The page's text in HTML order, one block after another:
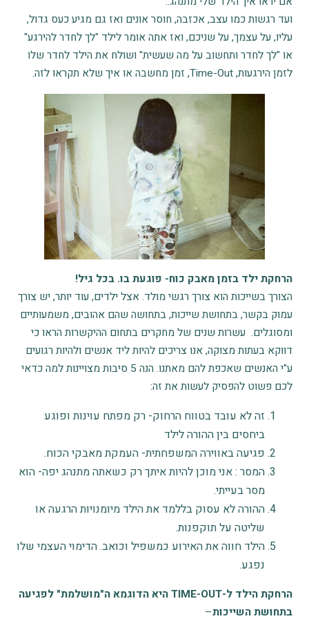
ועד רגשות כמו עצב, אכזבה, חוסר אונים ואז גם מגיע כעס גדול,
עליו, על עצמך, על שניכם, ואז אתה אומר לילד "לך לחדר להירגע"
או "לך לחדר ותחשוב על מה שעשית" ושולח את הילד לחדר שלו
לזמן הירגעות, Time-Out, זמן מחשבה או איך שלא תקראו לזה.
הרחקת ילד בזמן מאבק כוח- פוגעת בו. בכל גיל!
הצורך בשייכות הוא צורך רגשי מולד. אצל ילדים, עוד יותר, יש צורך
עמוק בקשר, בתחושת שייכות, בתחושה שהם אהובים, משמעותיים
ומסוגלים. עשרות שנים של מחקרים בתחום ההיקשרות הראו כי
דווקא בעתות מצוקה, אנו צריכים להיות ליד אנשים ולהיות רגועים
ע"י האנשים שאכפת להם מאתנו. הנה 5 סיבות מצויינות למה כדאי
לכם פשוט להפסיק לעשות את זה:
זה לא עובד בטווח הרחוק- רק מפתח עוינות ופוגע
ביחסים בין ההורה לילד
פגיעה באווירה המשפחתית- העמקת מאבקי הכוח.
המסר : אני מוכן להיות איתך רק כשאתה מתנהג יפה- הוא
מסר בעייתי.
ההורה לא עסוק בללמד את הילד מיומנויות הרגעה או
שליטה על תוקפנות.
הילד חווה את האירוע כמשפיל וכואב. הדימוי העצמי שלו
נפגע.
הרחקת הילד ל-TIME-OUT היא הדוגמא ה"מושלמת" לפגיעה
בתחושת השייכות–